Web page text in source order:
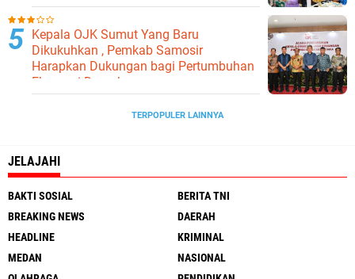
Kepala OJK Sumut Yang Baru
Dikukuhkan , Pemkab Samosir
Harapkan Dukungan bagi Pertumbuhan
Ekonomi Daerah
TERPOPULER LAINNYA
JELAJAHI
BAKTI SOSIAL
BERITA TNI
BREAKING NEWS
DAERAH
HEADLINE
KRIMINAL
MEDAN
NASIONAL